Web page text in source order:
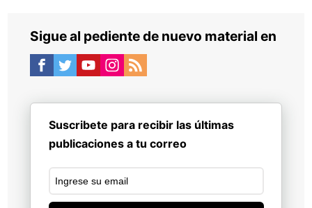
Sigue al pediente de nuevo material en
Suscribete para recibir las últimas
publicaciones a tu correo